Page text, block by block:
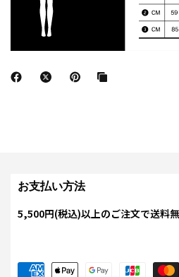
お支払い方法
5,500円(税込)以上のご注文で送料